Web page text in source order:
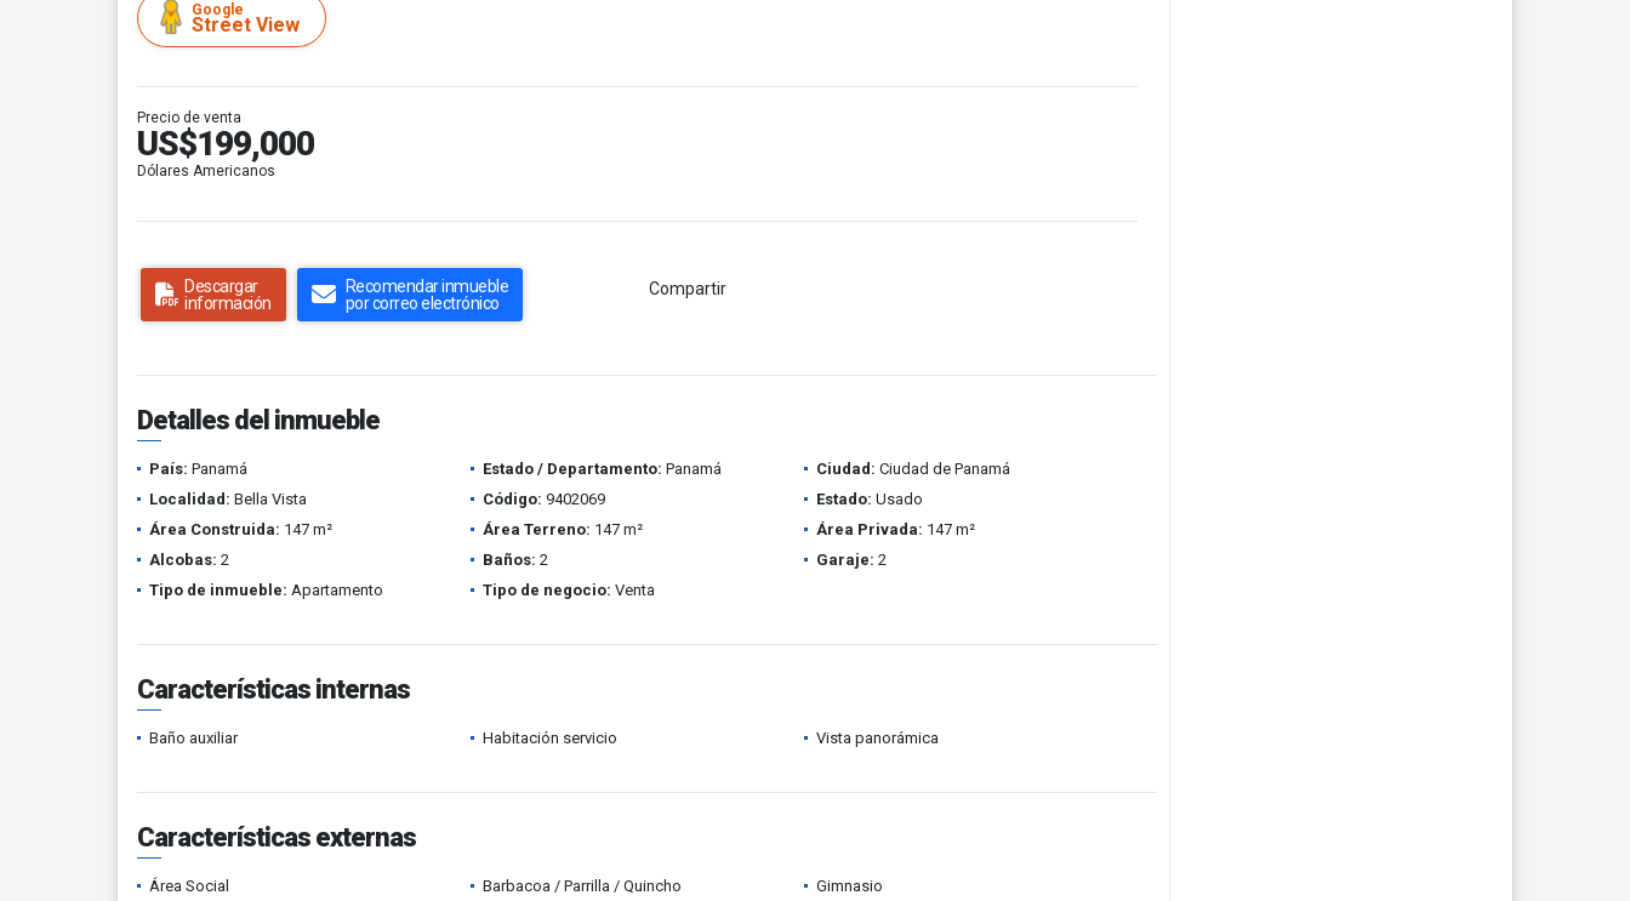
Google
Street View
Precio de venta
US$199,000
Dólares Americanos
Descargar
información
Recomendar inmueble
por correo electrónico
Compartir
Detalles del inmueble
País: Panamá Estado / Departamento: Panamá Ciudad: Ciudad de Panamá
Localidad: Bella Vista Código: 9402069 Estado: Usado
Área Construida: 147 m² Área Terreno: 147 m² Área Privada: 147 m²
Alcobas: 2 Baños: 2 Garaje: 2
Tipo de inmueble: Apartamento Tipo de negocio: Venta
Características internas
Baño auxiliar Habitación servicio Vista panorámica
Características externas
Área Social Barbacoa / Parrilla / Quincho Gimnasio